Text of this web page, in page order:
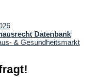
Datenbank
& Gesundheitsmarkt